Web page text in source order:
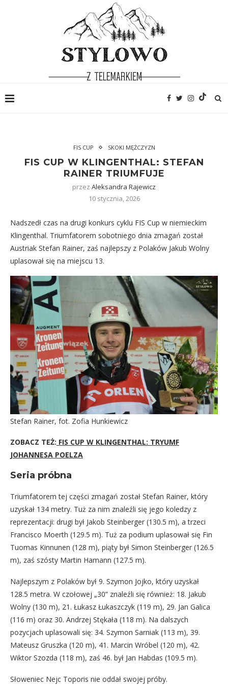
FIS CUP SKOKI MĘŻCZYZN
FIS CUP W KLINGENTHAL: STEFAN
RAINER TRIUMFUJE
przez Aleksandra Rajewicz
10 stycznia, 2026
Nadszedł czas na drugi konkurs cyklu FIS Cup w niemieckim
Klingenthal. Triumfatorem sobotniego dnia zmagań został
Austriak Stefan Rainer, zaś najlepszy z Polaków Jakub Wolny
uplasował się na miejscu 13.
Stefan Rainer, fot. Zofia Hunkiewicz
ZOBACZ TEŻ: FIS CUP W KLINGENTHAL: TRYUMF
JOHANNESA POELZA
Seria próbna
Triumfatorem tej części zmagań został Stefan Rainer, który
uzyskał 134 metry. Tuż za nim znaleźli się jego koledzy z
reprezentacji: drugi był Jakob Steinberger (130.5 m), a trzeci
Francisco Moerth (129.5 m). Tuż za podium uplasował się Fin
Tuomas Kinnunen (128 m), piąty był Simon Steinberger (126.5
m), zaś szósty Martin Hamann (127.5 m).
Najlepszym z Polaków był 9. Szymon Jojko, który uzyskał
128.5 metra. W czołowej „30” znaleźli się również: 18. Jakub
Wolny (130 m), 21. Łukasz Łukaszczyk (119 m), 29. Jan Galica
(116 m) oraz 30. Andrzej Stękała (118 m). Na dalszych
pozycjach uplasowali się: 34. Szymon Sarniak (113 m), 39.
Mateusz Gruszka (120 m), 41. Marcin Wróbel (120 m), 42.
Wiktor Szozda (118 m), zaś 46. był Jan Habdas (109.5 m).
Słoweniec Nejc Toporis nie oddał swojej próby.